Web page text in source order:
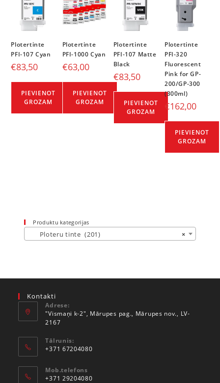
Plotertinte
PFI-107 Cyan
€83,50
PIEVIENOT
GROZAM
Plotertinte
PFI-1000 Cyan
€63,00
PIEVIENOT
GROZAM
Plotertinte
PFI-107 Matte
Black
€83,50
PIEVIENOT
GROZAM
Plotertinte
PFI-320
Fluorescent
Pink for GP-
200/GP-300
(300ml)
€162,00
PIEVIENOT
GROZAM
Produktu kategorijas
×
Ploteru tinte (201)
Kontakti
Adrese:
"Vismaņi k-2", Mārupes pag., Mārupes nov., LV-
2167
Tālrunis:
+371 67204080
Mob.telefons
+371 29204080